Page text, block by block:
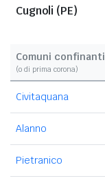
Cugnoli (PE)
Comuni confinanti
(o di prima corona)
Civitaquana
Alanno
Pietranico